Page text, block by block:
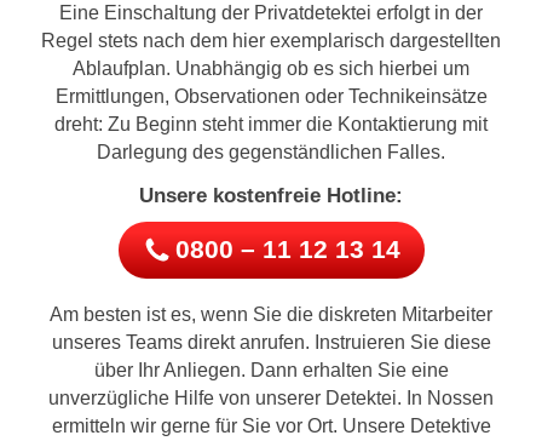
Eine Einschaltung der Privatdetektei erfolgt in der
Regel stets nach dem hier exemplarisch dargestellten
Ablaufplan. Unabhängig ob es sich hierbei um
Ermittlungen, Observationen oder Technikeinsätze
dreht: Zu Beginn steht immer die Kontaktierung mit
Darlegung des gegenständlichen Falles.
Unsere kostenfreie Hotline:
0800 – 11 12 13 14
Am besten ist es, wenn Sie die diskreten Mitarbeiter
unseres Teams direkt anrufen. Instruieren Sie diese
über Ihr Anliegen. Dann erhalten Sie eine
unverzügliche Hilfe von unserer Detektei. In Nossen
ermitteln wir gerne für Sie vor Ort. Unsere Detektive